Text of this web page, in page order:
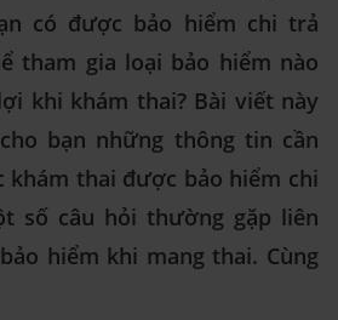
có được bảo hiểm chi trả
tham gia loại bảo hiểm nào
khi khám thai? Bài viết này
bạn những thông tin cần
khám thai được bảo hiểm chi
số câu hỏi thường gặp liên
hiểm khi mang thai. Cùng